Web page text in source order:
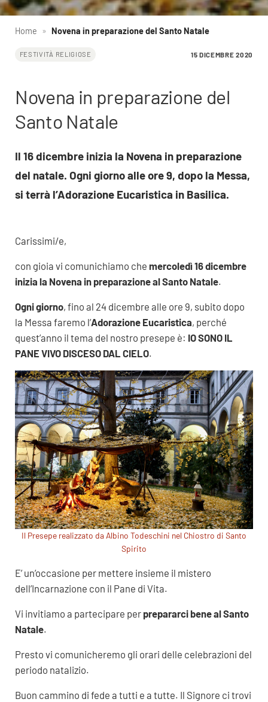
Home » Novena in preparazione del Santo Natale
FESTIVITÀ RELIGIOSE 15 DICEMBRE 2020
Novena in preparazione del
Santo Natale
Il 16 dicembre inizia la Novena in preparazione
del natale. Ogni giorno alle ore 9, dopo la Messa,
si terrà l’Adorazione Eucaristica in Basilica.
Carissimi/e,
con gioia vi comunichiamo che mercoledì 16 dicembre
inizia la Novena in preparazione al Santo Natale.
Ogni giorno, fino al 24 dicembre alle ore 9, subito dopo
la Messa faremo l’Adorazione Eucaristica, perché
quest’anno il tema del nostro presepe è: IO SONO IL
PANE VIVO DISCESO DAL CIELO.
Il Presepe realizzato da Albino Todeschini nel Chiostro di Santo
Spirito
E’ un’occasione per mettere insieme il mistero
dell’Incarnazione con il Pane di Vita.
Vi invitiamo a partecipare per prepararci bene al Santo
Natale.
Presto vi comunicheremo gli orari delle celebrazioni del
periodo natalizio.
Buon cammino di fede a tutti e a tutte. Il Signore ci trovi